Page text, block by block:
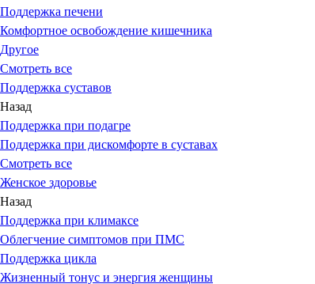
Поддержка печени
Комфортное освобождение кишечника
Другое
Смотреть все
Поддержка суставов
Назад
Поддержка при подагре
Поддержка при дискомфорте в суставах
Смотреть все
Женское здоровье
Назад
Поддержка при климаксе
Облегчение симптомов при ПМС
Поддержка цикла
Жизненный тонус и энергия женщины